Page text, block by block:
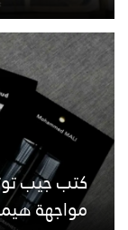
كتب جيب
مواجهة